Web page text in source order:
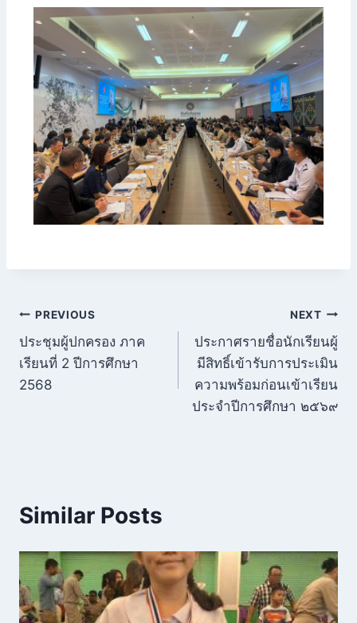
PREVIOUS
ประชุมผู้ปกครอง ภาค
เรียนที่ 2 ปีการศึกษา
2568
NEXT
ประกาศรายชื่อนักเรียนผู้
มีสิทธิ์เข้ารับการประเมิน
ความพร้อมก่อนเข้าเรียน
ประจำปีการศึกษา ๒๕๖๙
Similar Posts